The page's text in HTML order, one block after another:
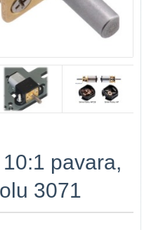
pavara,
3071